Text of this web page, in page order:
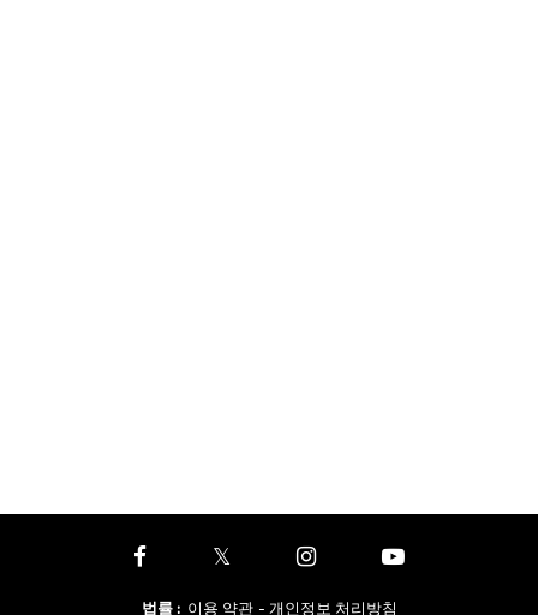
법률: 이용 약관 - 개인정보 처리방침